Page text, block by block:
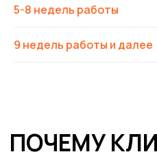
5-8 недель работы
9 недель работы и далее